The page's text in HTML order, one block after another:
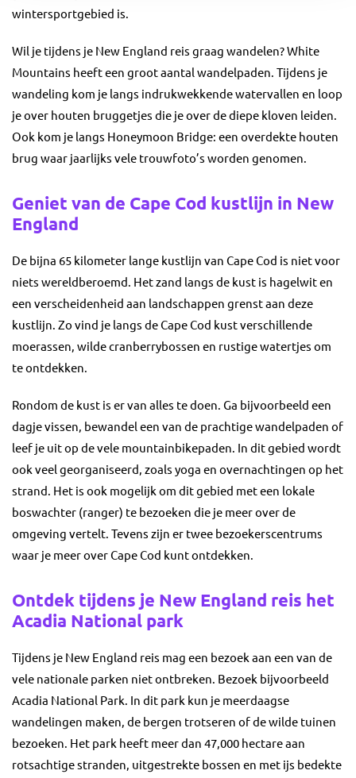
wintersportgebied is.
Wil je tijdens je New England reis graag wandelen? White
Mountains heeft een groot aantal wandelpaden. Tijdens je
wandeling kom je langs indrukwekkende watervallen en loop
je over houten bruggetjes die je over de diepe kloven leiden.
Ook kom je langs Honeymoon Bridge: een overdekte houten
brug waar jaarlijks vele trouwfoto’s worden genomen.
Geniet van de Cape Cod kustlijn in New
England
De bijna 65 kilometer lange kustlijn van Cape Cod is niet voor
niets wereldberoemd. Het zand langs de kust is hagelwit en
een verscheidenheid aan landschappen grenst aan deze
kustlijn. Zo vind je langs de Cape Cod kust verschillende
moerassen, wilde cranberrybossen en rustige watertjes om
te ontdekken.
Rondom de kust is er van alles te doen. Ga bijvoorbeeld een
dagje vissen, bewandel een van de prachtige wandelpaden of
leef je uit op de vele mountainbikepaden. In dit gebied wordt
ook veel georganiseerd, zoals yoga en overnachtingen op het
strand. Het is ook mogelijk om dit gebied met een lokale
boswachter (ranger) te bezoeken die je meer over de
omgeving vertelt. Tevens zijn er twee bezoekerscentrums
waar je meer over Cape Cod kunt ontdekken.
Ontdek tijdens je New England reis het
Acadia National park
Tijdens je New England reis mag een bezoek aan een van de
vele nationale parken niet ontbreken. Bezoek bijvoorbeeld
Acadia National Park. In dit park kun je meerdaagse
wandelingen maken, de bergen trotseren of de wilde tuinen
bezoeken. Het park heeft meer dan 47,000 hectare aan
rotsachtige stranden, uitgestrekte bossen en met ijs bedekte